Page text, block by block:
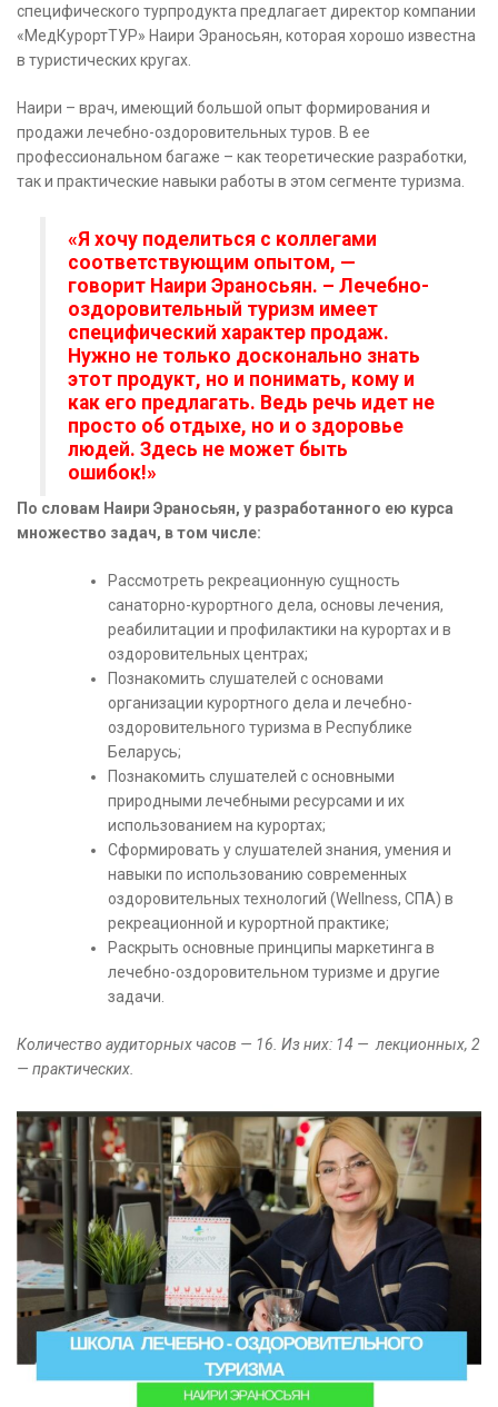
специфического турпродукта предлагает директор компании
«МедКурортТУР» Наири Эраносьян, которая хорошо известна
в туристических кругах.
Наири – врач, имеющий большой опыт формирования и
продажи лечебно-оздоровительных туров. В ее
профессиональном багаже – как теоретические разработки,
так и практические навыки работы в этом сегменте туризма.
«Я хочу поделиться с коллегами
соответствующим опытом, —
говорит Наири Эраносьян. – Лечебно-
оздоровительный туризм имеет
специфический характер продаж.
Нужно не только досконально знать
этот продукт, но и понимать, кому и
как его предлагать. Ведь речь идет не
просто об отдыхе, но и о здоровье
людей. Здесь не может быть
ошибок!»
По словам Наири Эраносьян, у разработанного ею курса
множество задач, в том числе:
Рассмотреть рекреационную сущность
санаторно-курортного дела, основы лечения,
реабилитации и профилактики на курортах и в
оздоровительных центрах;
Познакомить слушателей с основами
организации курортного дела и лечебно-
оздоровительного туризма в Республике
Беларусь;
Познакомить слушателей с основными
природными лечебными ресурсами и их
использованием на курортах;
Сформировать у слушателей знания, умения и
навыки по использованию современных
оздоровительных технологий (Wellness, СПА) в
рекреационной и курортной практике;
Раскрыть основные принципы маркетинга в
лечебно-оздоровительном туризме и другие
задачи.
Количество аудиторных часов — 16. Из них: 14 — лекционных, 2
— практических.